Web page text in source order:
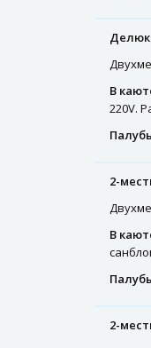
В
220V.
2-
В
2-